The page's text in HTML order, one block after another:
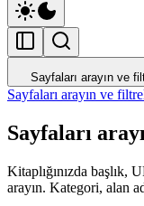
Sayfaları arayın ve
Sayfaları arayın ve
Sayfaları
Kitaplığınızda başlık,
arayın. Kategori, alan